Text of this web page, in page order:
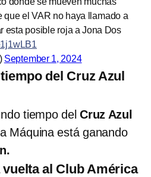
que el VAR no haya llamado a
esta posible roja a Jona Dos
September 1, 2024
del Cruz Azul
tiempo del Cruz Azul
Máquina está ganando
al Club América